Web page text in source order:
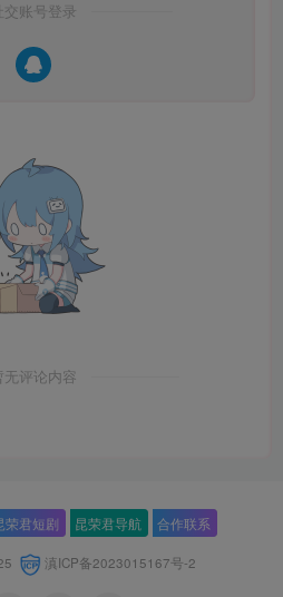
交账号登录
无评论内容
荣君短剧 昆荣君导航 合作联系
滇ICP备2023015167号-2